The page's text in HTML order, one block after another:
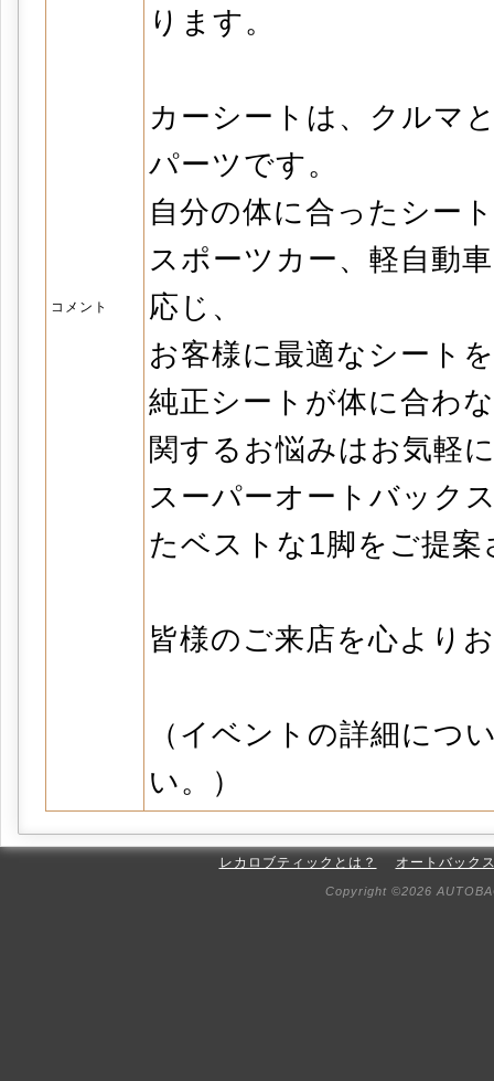
コメント
ります。
カーシートは、クルマ
パーツです。
自分の体に合ったシー
スポーツカー、軽自動
応じ、
お客様に最適なシート
純正シートが体に合わ
関するお悩みはお気軽
スーパーオートバック
たベストな1脚をご提
皆様のご来店を心より
（イベントの詳細につ
い。）
レカロブティックとは？ オートバック
Copyright ©2026